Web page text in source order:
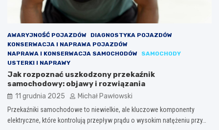
AWARYJNOŚĆ POJAZDÓW
DIAGNOSTYKA POJAZDÓW
KONSERWACJA I NAPRAWA POJAZDÓW
NAPRAWA I KONSERWACJA SAMOCHODÓW
SAMOCHODY
USTERKI I NAPRAWY
Jak rozpoznać uszkodzony przekaźnik
samochodowy: objawy i rozwiązania
11 grudnia 2025 Michał Pawłowski
Przekaźniki samochodowe to niewielkie, ale kluczowe komponenty
elektryczne, które kontrolują przepływ prądu o wysokim natężeniu przy…